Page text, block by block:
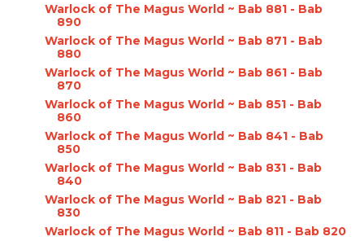
Warlock of The Magus World ~ Bab 881 - Bab
890
Warlock of The Magus World ~ Bab 871 - Bab
880
Warlock of The Magus World ~ Bab 861 - Bab
870
Warlock of The Magus World ~ Bab 851 - Bab
860
Warlock of The Magus World ~ Bab 841 - Bab
850
Warlock of The Magus World ~ Bab 831 - Bab
840
Warlock of The Magus World ~ Bab 821 - Bab
830
Warlock of The Magus World ~ Bab 811 - Bab 820